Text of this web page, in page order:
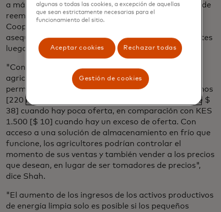
a más agricultores pagar sus préstamos. Una tasa de
reembolso suficientemente alta permitirá al Banco
Cooperativo de Kenia ofrecer financiamiento
asequible a más agricultores sin el apoyo de donantes
luego del piloto.
"Con el acceso al riego solar, por ejemplo, los
agricultores mejoran su rendimiento, lo que les
permite vender una bolsa de papas de 100 kilogramos
[220 libras] a 6.000 chelines kenianos [alrededor de $
38] cuando hay poca oferta, en comparación con KES
1.500 [$ 10] cuando hay un exceso de oferta. Con
acceso a una solución de almacenamiento en frío que
funcione, los agricultores podrían controlar el
momento de sus ventas y también vender a los precios
que desean, en lugar de ser tomadores de precios",
dice Shah.
"El aumento de los ingresos de los activos productivos
de energía limpia solo es posible si los pequeños
algunas o todas las cookies, a excepción de aquellas
que sean estrictamente necesarias para el
funcionamiento del sitio.
Aceptar cookies Rechazar todas
Gestión de cookies